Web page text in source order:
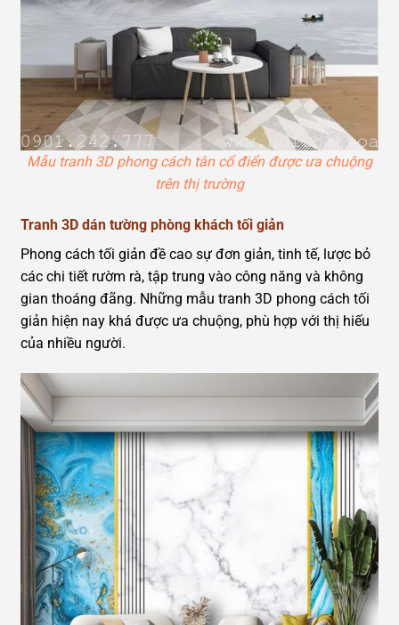
Mẫu tranh 3D phong cách tân cổ điển được ưa chuộng
trên thị trường
Tranh 3D dán tường phòng khách tối giản
Phong cách tối giản đề cao sự đơn giản, tinh tế, lược bỏ
các chi tiết rườm rà, tập trung vào công năng và không
gian thoáng đãng. Những mẫu tranh 3D phong cách tối
giản hiện nay khá được ưa chuộng, phù hợp với thị hiếu
của nhiều người.